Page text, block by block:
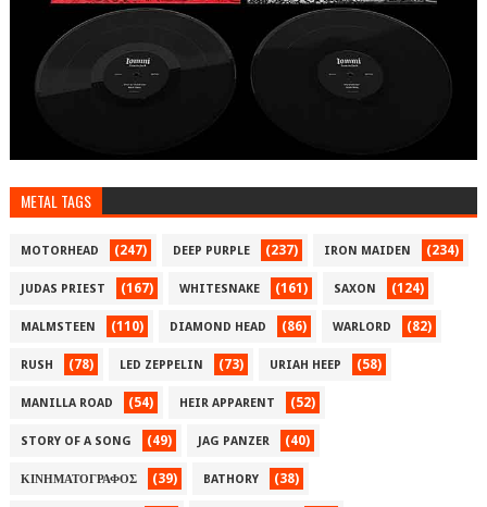
METAL TAGS
MOTORHEAD (247) DEEP PURPLE (237) IRON MAIDEN (234)
JUDAS PRIEST (167) WHITESNAKE (161) SAXON (124)
MALMSTEEN (110) DIAMOND HEAD (86) WARLORD (82)
RUSH (78) LED ZEPPELIN (73) URIAH HEEP (58)
MANILLA ROAD (54) HEIR APPARENT (52)
STORY OF A SONG (49) JAG PANZER (40)
ΚΙΝΗΜΑΤΟΓΡΑΦΟΣ (39) BATHORY (38)